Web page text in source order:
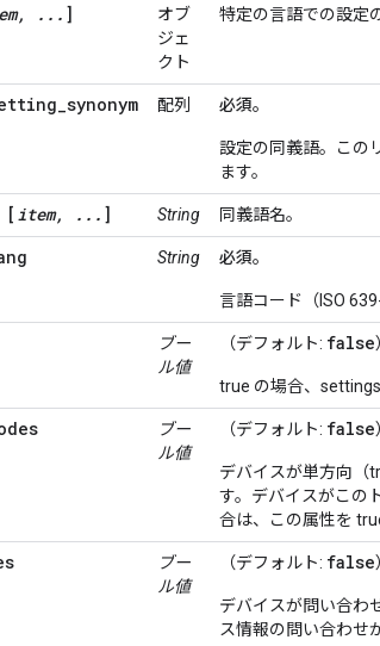
... ]
オブ
ジェ
クト
特定の言語での設定
配列 必須。
設定の同義語。この
ます。
[ item, ... ] String 同義語名。
String 必須。
言語コード（ISO
ブー
ル値
（デフォルト: false
true の場合、
ブー
ル値
（デフォルト: false
デバイスが単方向（
す。デバイスがこの
合は、この属性を
ブー
ル値
（デフォルト: false
デバイスが問い合わ
ス情報の問い合わせ